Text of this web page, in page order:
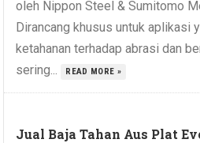
oleh Nippon Steel & Sumitomo
Dirancang khusus untuk aplikasi
ketahanan terhadap abrasi dan
sering...
READ MORE »
Jual Baja Tahan Aus Plat